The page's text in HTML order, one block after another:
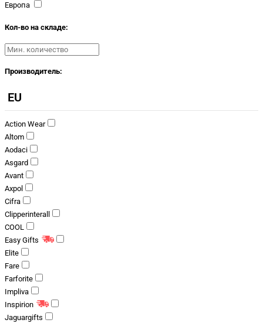
Европа
Кол-во на складе:
Производитель:
EU
Action Wear
Altom
Aodaci
Asgard
Avant
Axpol
Cifra
Clipperinterall
COOL
Easy Gifts
Elite
Fare
Farforite
Impliva
Inspirion
Jaguargifts